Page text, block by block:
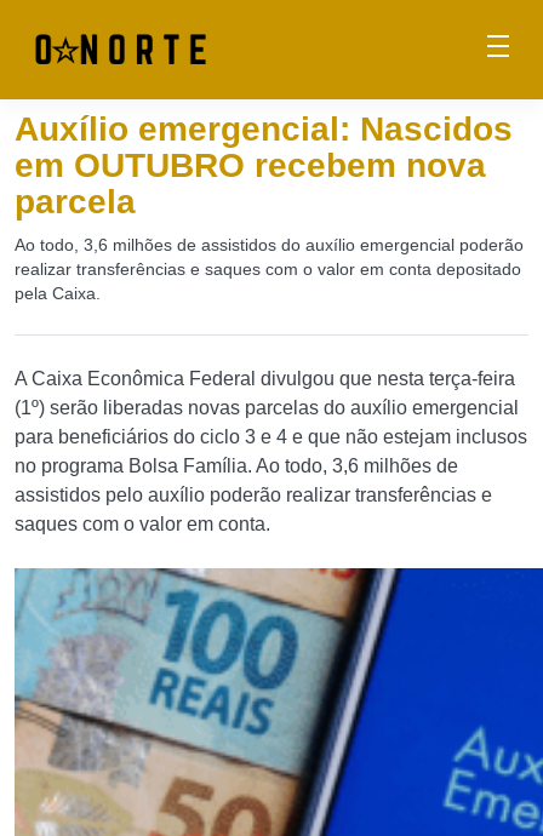
Auxílio emergencial: Nascidos
em OUTUBRO recebem nova
parcela
Ao todo, 3,6 milhões de assistidos do auxílio emergencial poderão
realizar transferências e saques com o valor em conta depositado
pela Caixa.
A Caixa Econômica Federal divulgou que nesta terça-feira
(1º) serão liberadas novas parcelas do auxílio emergencial
para beneficiários do ciclo 3 e 4 e que não estejam inclusos
no programa Bolsa Família. Ao todo, 3,6 milhões de
assistidos pelo auxílio poderão realizar transferências e
saques com o valor em conta.